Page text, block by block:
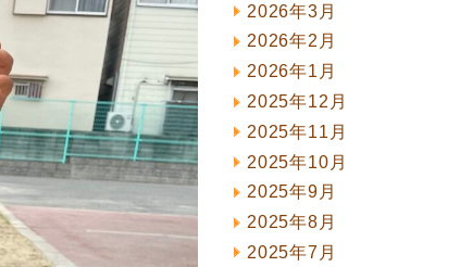
2026年3月
2026年2月
2026年1月
2025年12月
2025年11月
2025年10月
2025年9月
2025年8月
2025年7月